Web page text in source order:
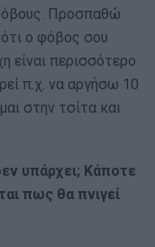
Προσπαθώ
ο φόβος σου
είναι περισσότερο
π.χ. να αργήσω 10
στην τσίτα και
υπάρχει; Κάποτε
πως θα πνιγεί